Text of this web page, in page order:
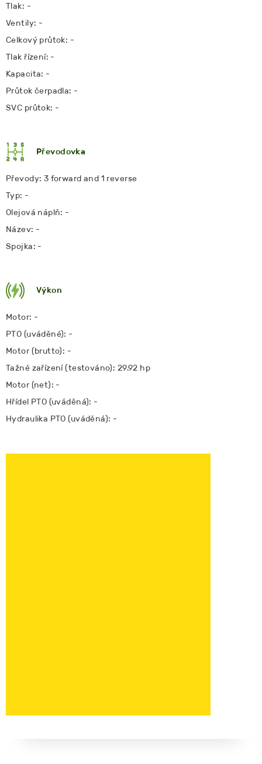
Tlak: -
Ventily: -
Celkový průtok: -
Tlak řízení: -
Kapacita: -
Průtok čerpadla: -
SVC průtok: -
Převodovka
Převody: 3 forward and 1 reverse
Typ: -
Olejová náplň: -
Název: -
Spojka: -
Výkon
Motor: -
PTO (uváděné): -
Motor (brutto): -
Tažné zařízení (testováno): 29.92 hp
Motor (net): -
Hřídel PTO (uváděná): -
Hydraulika PTO (uváděná): -